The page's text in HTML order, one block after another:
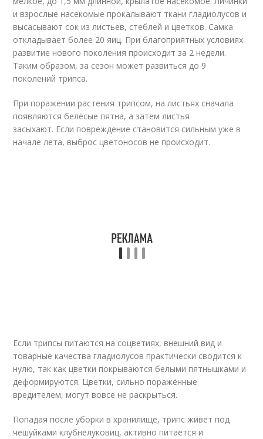
и взрослые насекомые прокалывают ткани гладиолусов и
высасывают сок из листьев, стеблей и цветков. Самка
откладывает более 20 яиц. При благоприятных условиях
развитие нового поколения происходит за 2 недели.
Таким образом, за сезон может развиться до 9
поколений трипса.
При поражении растения трипсом, на листьях сначала
появляются белёсые пятна, а затем листья
засыхают. Если повреждение становится сильным уже в
начале лета, выброс цветоносов не происходит.
Если трипсы питаются на соцветиях, внешний вид и
товарные качества гладиолусов практически сводится к
нулю, так как цветки покрываются белыми пятнышками и
деформируются. Цветки, сильно поражённые
вредителем, могут вовсе не раскрыться.
Попадая после уборки в хранилище, трипс живет под
чешуйками клубнелуковиц, активно питается и